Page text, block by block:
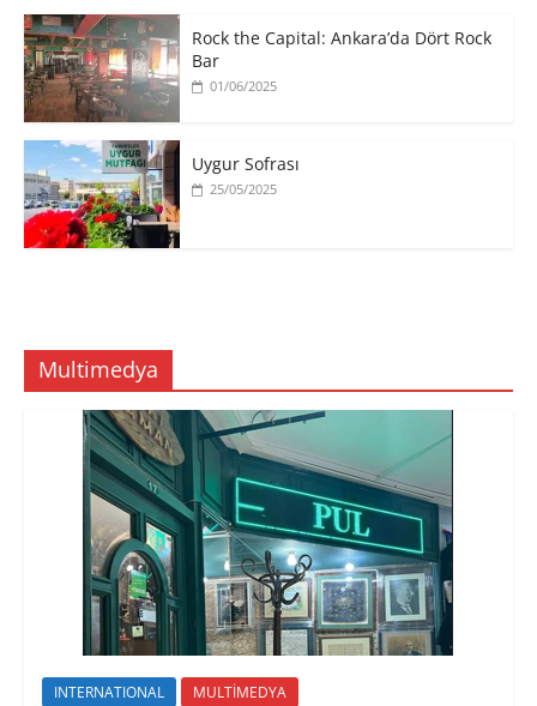
Rock the Capital: Ankara’da Dört Rock
Bar
01/06/2025
Uygur Sofrası
25/05/2025
Multimedya
INTERNATIONAL MULTİMEDYA